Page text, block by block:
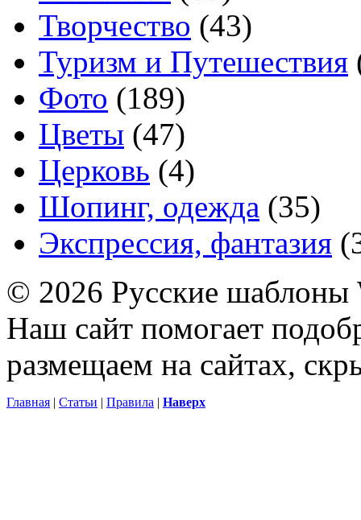
Творчество (43)
Туризм и Путешествия
Фото (189)
Цветы (47)
Церковь (4)
Шопинг, одежда (35)
Экспрессия, фантазия
© 2026 Русские шаблоны
Наш сайт помогает
размещаем на сайтах,
Главная | Статьи | Правила | Наверх